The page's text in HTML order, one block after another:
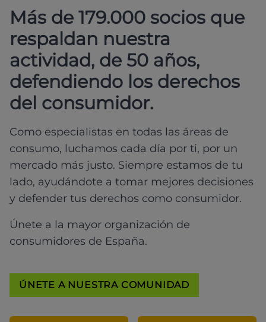
Más de 179.000 socios que
respaldan nuestra
actividad, de 50 años,
defendiendo los derechos
del consumidor.
Como especialistas en todas las áreas de
consumo, luchamos cada día por ti, por un
mercado más justo. Siempre estamos de tu
lado, ayudándote a tomar mejores decisiones
y defender tus derechos como consumidor.
Únete a la mayor organización de
consumidores de España.
ÚNETE A NUESTRA COMUNIDAD